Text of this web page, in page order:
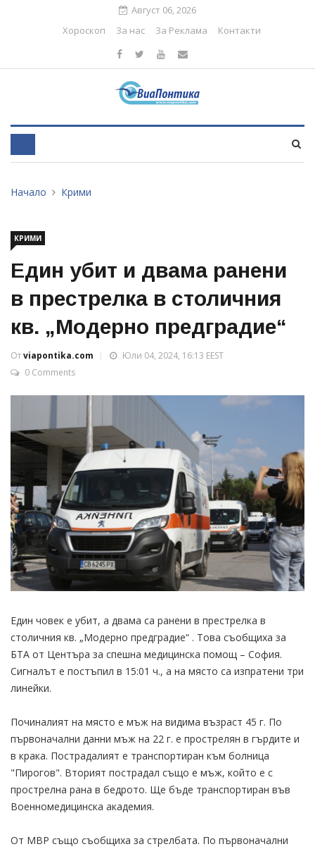
Август 06, 2026
Хороскоп
За нас За Реклама Контакти
Начало Крими
КРИМИ
Един убит и двама ранени
в престрелка в столичния
кв. „Модерно предградие“
Отviapontika.com
Юли 04, 2024, 16:13 EEST
0 Comments
Един човек е убит, а двама са ранени в престрелка в
столичния кв. „Модерно предградие“ . Това съобщиха за
БТА от Центъра за спешна медицинска помощ – София.
Сигналът е постъпил в 15:01 ч., а на място са изпратени три
линейки.
Починалият на място е мъж на видима възраст 45 г. По
първоначални данни мъж на 22 г. е прострелян в гърдите и
в крака. Пострадалият е транспортиран към болница
"Пирогов". Вторият пострадал също е мъж, който е с
прострелна рана в бедрото. Ще бъде транспортиран във
Военномедицинска академия.
От МВР също съобщиха за стрелбата. По първоначални